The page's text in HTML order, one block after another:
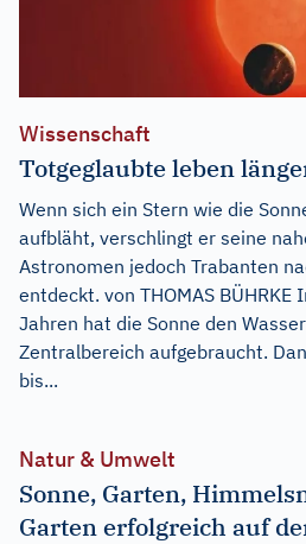
Wissenschaft
Totgeglaubte leben
Wenn sich ein Stern wie die
aufbläht, verschlingt er seine
Astronomen jedoch Trabanten
entdeckt. von THOMAS
Jahren hat die Sonne den
Zentralbereich aufgebraucht.
bis...
Natur & Umwelt
Sonne, Garten,
Garten erfolgreich auf